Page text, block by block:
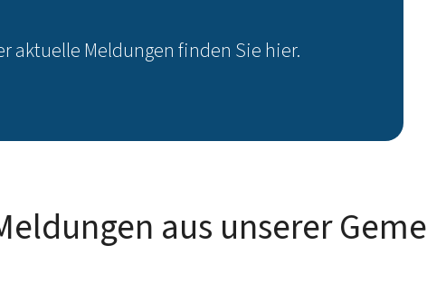
aktuelle Meldungen finden Sie hier.
aus unserer